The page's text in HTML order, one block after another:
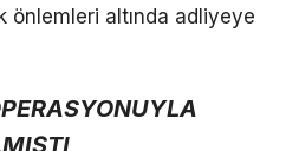
önlemleri altında adliyeye